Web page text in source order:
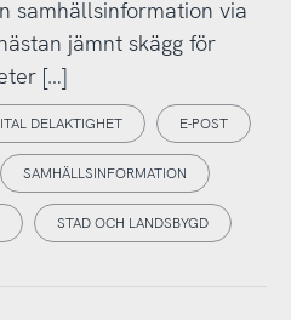
samhällsinformation via
jämnt skägg för
[…]
DELAKTIGHET E-POST
SAMHÄLLSINFORMATION
STAD OCH LANDSBYGD